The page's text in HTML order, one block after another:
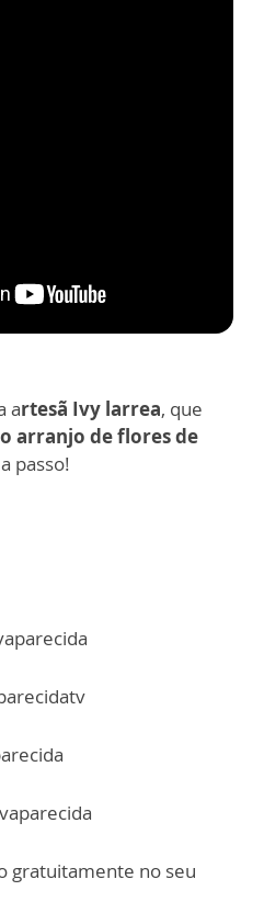
artesã Ivy larrea, que
arranjo de flores de
passo!
gratuitamente no seu